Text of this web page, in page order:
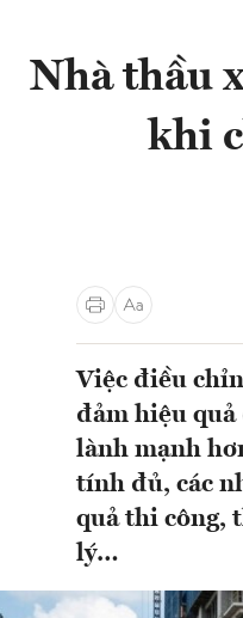
Nhà thầu
khi
Việc điều
đảm hiệu
lành mạnh
tính đủ, các
quả thi công,
lý…